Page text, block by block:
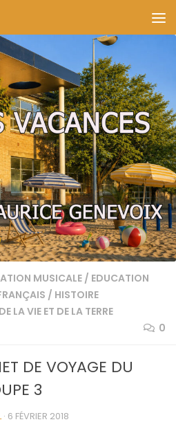
MUSICALE / EDUCATION
/ HISTOIRE
LA VIE ET DE LA TERRE
0
DE VOYAGE DU
3
· 6 FÉVRIER 2018